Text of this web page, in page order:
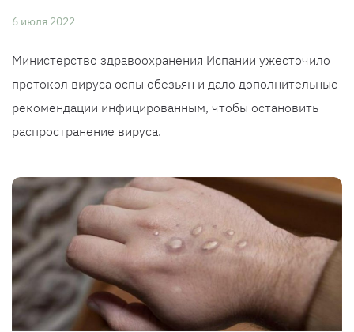
6 июля 2022
Министерство здравоохранения Испании ужесточило
протокол вируса оспы обезьян и дало дополнительные
рекомендации инфицированным, чтобы остановить
распространение вируса.